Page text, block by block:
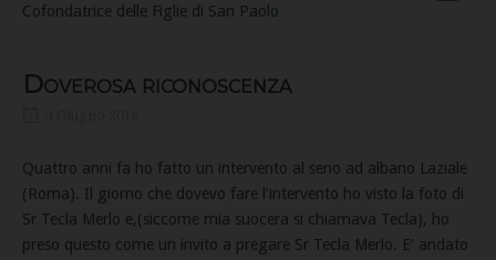
Cofondatrice delle Figlie di San Paolo
Doverosa riconoscenza
Quattro anni fa ho fatto un intervento al seno ad albano Laziale
(Roma). Il giorno che dovevo fare l’intervento ho visto la foto di
Sr Tecla Merlo e,(siccome mia suocera si chiamava Tecla), ho
preso questo come un invito a pregare Sr Tecla Merlo. E’ andato